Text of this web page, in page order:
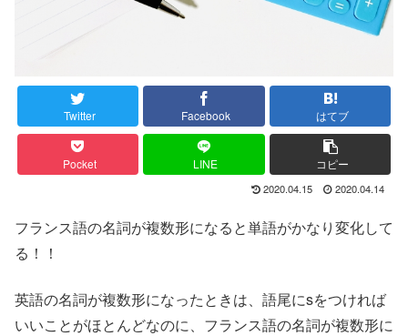
Twitter Facebook はてブ
Pocket LINE コピー
2020.04.15 2020.04.14
フランス語の名詞が複数形になると単語がかなり変化して
る！！
英語の名詞が複数形になったときは、語尾にsをつければ
いいことがほとんどなのに、フランス語の名詞が複数形に